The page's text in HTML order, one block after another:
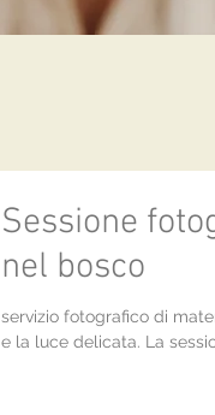
Sessione
nel bosco
servizio fotografico di
e la luce delicata. La